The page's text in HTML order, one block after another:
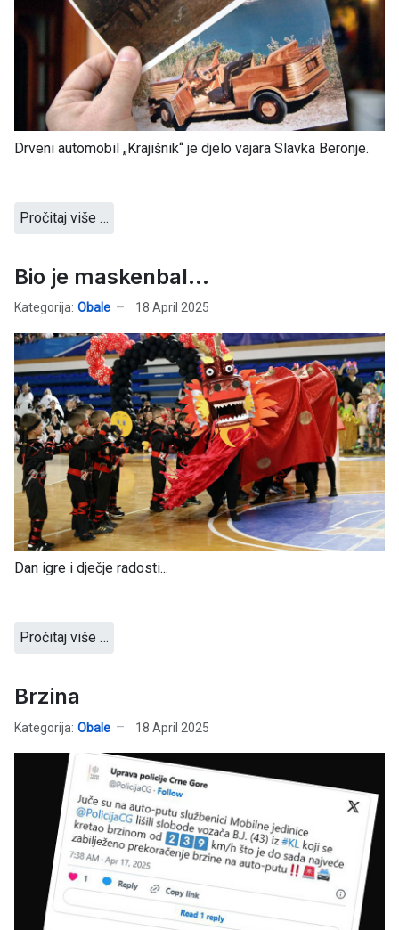
Drveni automobil „Krajišnik“ je djelo vajara Slavka Beronje.
Pročitaj više …
Bio je maskenbal...
Kategorija: Obale 18 April 2025
Dan igre i dječje radosti...
Pročitaj više …
Brzina
Kategorija: Obale 18 April 2025